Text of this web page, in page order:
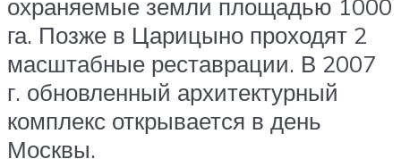
охраняемые земли площадью 1000
га. Позже в Царицыно проходят 2
масштабные реставрации. В 2007
г. обновленный архитектурный
комплекс открывается в день
Москвы.